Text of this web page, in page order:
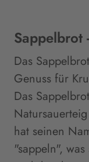
Sappelbrot -
Das
Genuss für
Das
hat seinen
"sappeln",